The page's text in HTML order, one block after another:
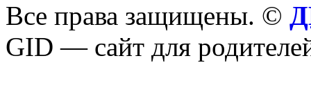
Все права защищены. ©
GID — сайт для